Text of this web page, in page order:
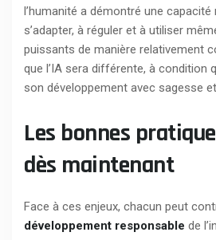
l’humanité a démontré une capacité
s’adapter, à réguler et à utiliser
puissants de manière relativement
que l’IA sera différente, à condition
son développement avec sagesse
Les bonnes
dès maintenant
Face à ces enjeux, chacun peut
développement responsable de